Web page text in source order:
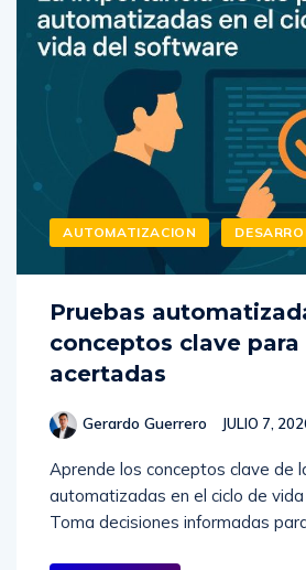
AUTOMATIZACION
Pruebas
conceptos clave para
acertadas
Gerardo Guerrero JULIO 7,
Aprende los conceptos clave de
automatizadas en el ciclo de
Toma decisiones informadas